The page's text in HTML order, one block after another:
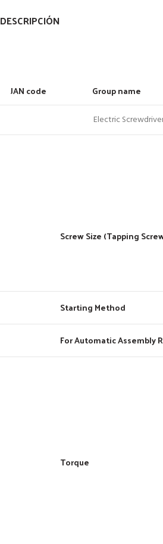
DESCRIPCIÓN
JAN code Group name
Electric
Screw Size (Tapping
Starting Method
For Automatic Assembly
Torque